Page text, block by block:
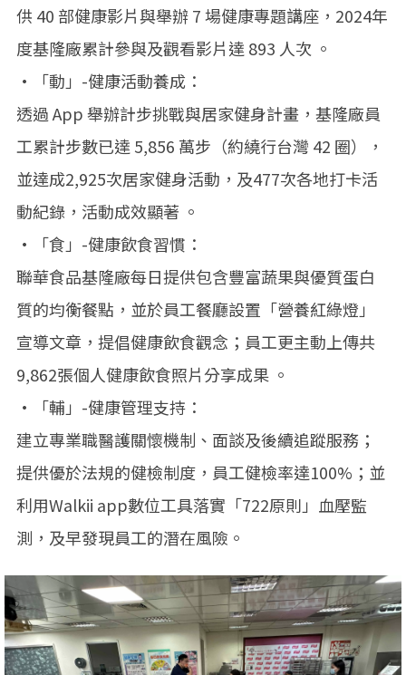
供 40 部健康影片與舉辦 7 場健康專題講座，2024年
度基隆廠累計參與及觀看影片達 893 人次 。
•「動」-健康活動養成：
透過 App 舉辦計步挑戰與居家健身計畫，基隆廠員
工累計步數已達 5,856 萬步（約繞行台灣 42 圈），
並達成2,925次居家健身活動，及477次各地打卡活
動紀錄，活動成效顯著 。
•「食」-健康飲食習慣：
聯華食品基隆廠每日提供包含豐富蔬果與優質蛋白
質的均衡餐點，並於員工餐廳設置「營養紅綠燈」
宣導文章，提倡健康飲食觀念；員工更主動上傳共
9,862張個人健康飲食照片分享成果 。
•「輔」-健康管理支持：
建立專業職醫護關懷機制、面談及後續追蹤服務；
提供優於法規的健檢制度，員工健檢率達100%；並
利用Walkii app數位工具落實「722原則」血壓監
測，及早發現員工的潛在風險。